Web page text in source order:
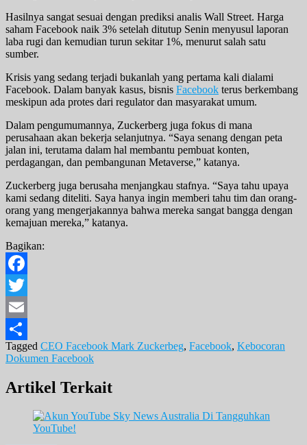
Hasilnya sangat sesuai dengan prediksi analis Wall Street. Harga
saham Facebook naik 3% setelah ditutup Senin menyusul laporan
laba rugi dan kemudian turun sekitar 1%, menurut salah satu
sumber.
Krisis yang sedang terjadi bukanlah yang pertama kali dialami
Facebook. Dalam banyak kasus, bisnis Facebook terus berkembang
meskipun ada protes dari regulator dan masyarakat umum.
Dalam pengumumannya, Zuckerberg juga fokus di mana
perusahaan akan bekerja selanjutnya. “Saya senang dengan peta
jalan ini, terutama dalam hal membantu pembuat konten,
perdagangan, dan pembangunan Metaverse,” katanya.
Zuckerberg juga berusaha menjangkau stafnya. “Saya tahu upaya
kami sedang diteliti. Saya hanya ingin memberi tahu tim dan orang-
orang yang mengerjakannya bahwa mereka sangat bangga dengan
kemajuan mereka,” katanya.
Bagikan:
Facebook
Twitter
Email
Share
Tagged CEO Facebook Mark Zuckerbeg, Facebook, Kebocoran
Dokumen Facebook
Artikel Terkait